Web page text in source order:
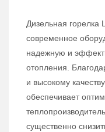
Дизельная горелка
современное
надежную и
отопления.
и высокому
обеспечивает
существенно